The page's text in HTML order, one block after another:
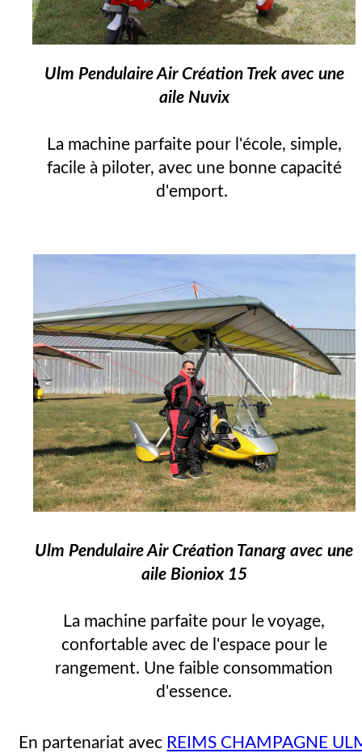
Ulm Pendulaire Air Création Trek avec une
aile Nuvix
La machine parfaite pour l'école, simple,
facile à piloter, avec une bonne capacité
d'emport.
Ulm Pendulaire Air Création Tanarg avec une
aile Bioniox 15
La machine parfaite pour le voyage,
confortable avec de l'espace pour le
rangement. Une faible consommation
d'essence.
En partenariat avec REIMS CHAMPAGNE